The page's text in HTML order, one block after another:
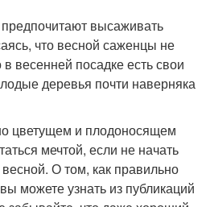
высаживать
что весной саженцы не
весенней посадке есть свои
деревья почти наверняка
цветущем и плодоносящем
мечтой, если не начать
О том, как правильно
можете узнать из публикаций